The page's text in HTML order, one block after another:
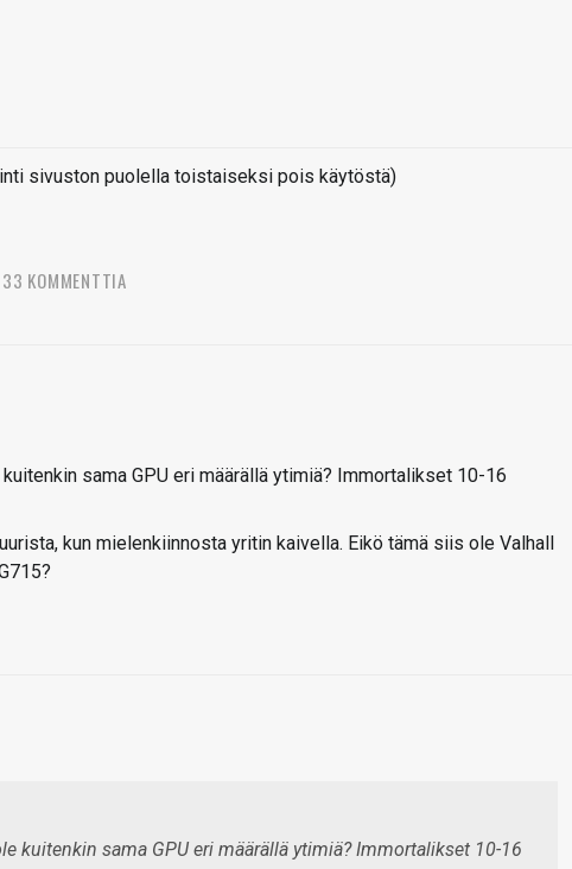
sivuston puolella toistaiseksi pois käytöstä)
33 KOMMENTTIA
sama GPU eri määrällä ytimiä? Immortalikset 10-16
kun mielenkiinnosta yritin kaivella. Eikö tämä siis ole Valhall
kuitenkin sama GPU eri määrällä ytimiä? Immortalikset 10-16